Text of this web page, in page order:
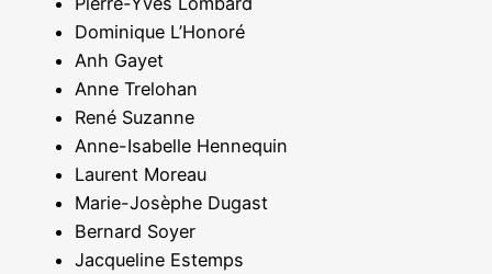
Dominique L’Honoré
Anh Gayet
Anne Trelohan
René Suzanne
Anne-Isabelle Hennequin
Laurent Moreau
Marie-Josèphe Dugast
Bernard Soyer
Jacqueline Estemps